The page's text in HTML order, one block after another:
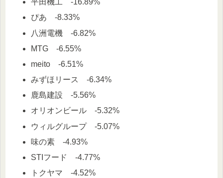
平田機工 -16.89%
ぴあ -8.33%
八洲電機 -6.82%
MTG -6.55%
meito -6.51%
みずほリース -6.34%
鹿島建設 -5.56%
オリオンビール -5.32%
ウィルグループ -5.07%
味の素 -4.93%
STIフード -4.77%
トクヤマ -4.52%